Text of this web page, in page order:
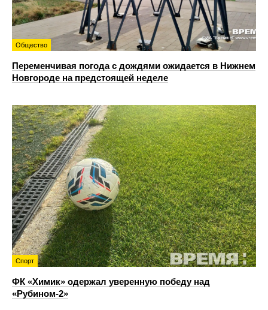
Общество
Переменчивая погода с дождями ожидается в Нижнем
Новгороде на предстоящей неделе
Спорт
ФК «Химик» одержал уверенную победу над
«Рубином‑2»